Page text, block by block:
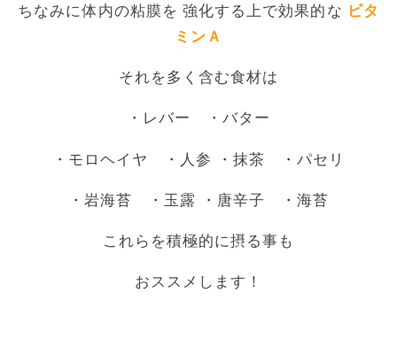
ちなみに体内の粘膜を 強化する上で効果的な
ビタ
ミンＡ
それを多く含む食材は
・レバー ・バター
・モロヘイヤ ・人参 ・抹茶 ・パセリ
・岩海苔 ・玉露 ・唐辛子 ・海苔
これらを積極的に摂る事も
おススメします！